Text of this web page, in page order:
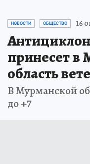
НОВОСТИ ОБЩЕСТВО 16
принесет
область
В Мурманской
до +7